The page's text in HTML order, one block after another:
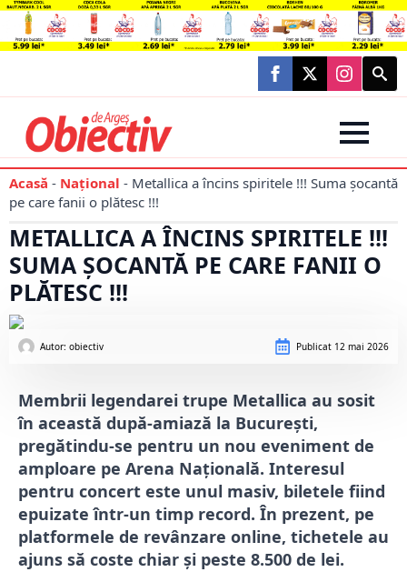
Search
for:
Acasă - Național - Metallica a încins spiritele !!! Suma șocantă
pe care fanii o plătesc !!!
METALLICA A ÎNCINS SPIRITELE !!!
SUMA ȘOCANTĂ PE CARE FANII O
PLĂTESC !!!
Autor: obiectiv Publicat 12 mai 2026
Membrii legendarei trupe Metallica au sosit
în această după-amiază la București,
pregătindu-se pentru un nou eveniment de
amploare pe Arena Națională. Interesul
pentru concert este unul masiv, biletele fiind
epuizate într-un timp record. În prezent, pe
platformele de revânzare online, tichetele au
ajuns să coste chiar și peste 8.500 de lei.